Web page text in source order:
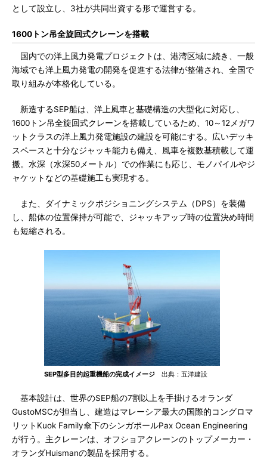
として設立し、3社が共同出資する形で運営する。
1600トン吊全旋回式クレーンを搭載
国内での洋上風力発電プロジェクトは、港湾区域に続き、一般
海域でも洋上風力発電の開発を促進する法律が整備され、全国で
取り組みが本格化している。
新造するSEP船は、洋上風車と基礎構造の大型化に対応し、
1600トン吊全旋回式クレーンを搭載しているため、10～12メガワ
ットクラスの洋上風力発電施設の建設を可能にする。広いデッキ
スペースと十分なジャッキ能力も備え、風車を複数基積載して運
搬。水深（水深50メートル）での作業にも応じ、モノパイルやジ
ャケットなどの基礎施工も実現する。
また、ダイナミックポジショニングシステム（DPS）を装備
し、船体の位置保持が可能で、ジャッキアップ時の位置決め時間
も短縮される。
SEP型多目的起重機船の完成イメージ 出典：五洋建設
基本設計は、世界のSEP船の7割以上を手掛けるオランダ
GustoMSCが担当し、建造はマレーシア最大の国際的コングロマ
リットKuok Family傘下のシンガポールPax Ocean Engineering
が行う。主クレーンは、オフショアクレーンのトップメーカー・
オランダHuismanの製品を採用する。